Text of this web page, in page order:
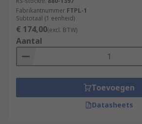
Fabrikantnummer FTPL-1
Subtotaal (1 eenheid)
€ 174,00(excl. BTW)
Aantal
Toevoegen
Datasheets